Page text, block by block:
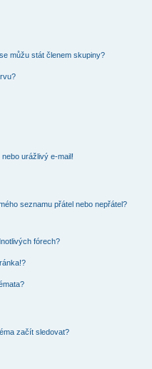
můžu stát členem skupiny?
urážlivý e-mail!
seznamu přátel nebo nepřátel?
fórech?
začít sledovat?